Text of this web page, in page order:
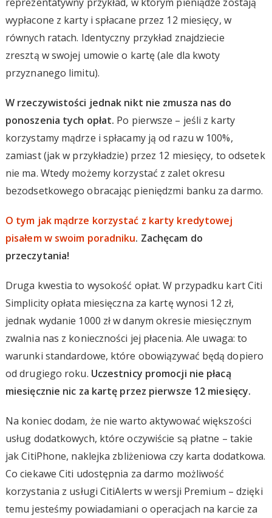
wypłacone z karty i spłacane przez 12 miesięcy, w
równych ratach. Identyczny przykład znajdziecie
zresztą w swojej umowie o kartę (ale dla kwoty
przyznanego limitu).
W rzeczywistości jednak nikt nie zmusza nas do
ponoszenia tych opłat. Po pierwsze – jeśli z karty
korzystamy mądrze i spłacamy ją od razu w 100%,
zamiast (jak w przykładzie) przez 12 miesięcy, to odsetek
nie ma. Wtedy możemy korzystać z zalet okresu
bezodsetkowego obracając pieniędzmi banku za darmo.
O tym jak mądrze korzystać z karty kredytowej
pisałem w swoim poradniku. Zachęcam do
przeczytania!
Druga kwestia to wysokość opłat. W przypadku kart Citi
Simplicity opłata miesięczna za kartę wynosi 12 zł,
jednak wydanie 1000 zł w danym okresie miesięcznym
zwalnia nas z konieczności jej płacenia. Ale uwaga: to
warunki standardowe, które obowiązywać będą dopiero
od drugiego roku. Uczestnicy promocji nie płacą
miesięcznie nic za kartę przez pierwsze 12 miesięcy.
Na koniec dodam, że nie warto aktywować większości
usług dodatkowych, które oczywiście są płatne – takie
jak CitiPhone, naklejka zbliżeniowa czy karta dodatkowa.
Co ciekawe Citi udostępnia za darmo możliwość
korzystania z usługi CitiAlerts w wersji Premium – dzięki
temu jesteśmy powiadamiani o operacjach na karcie za